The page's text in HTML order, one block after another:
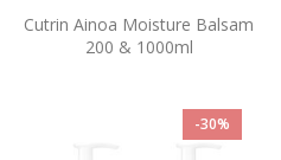
Cutrin Ainoa Moisture Balsam
200 & 1000ml
-30%